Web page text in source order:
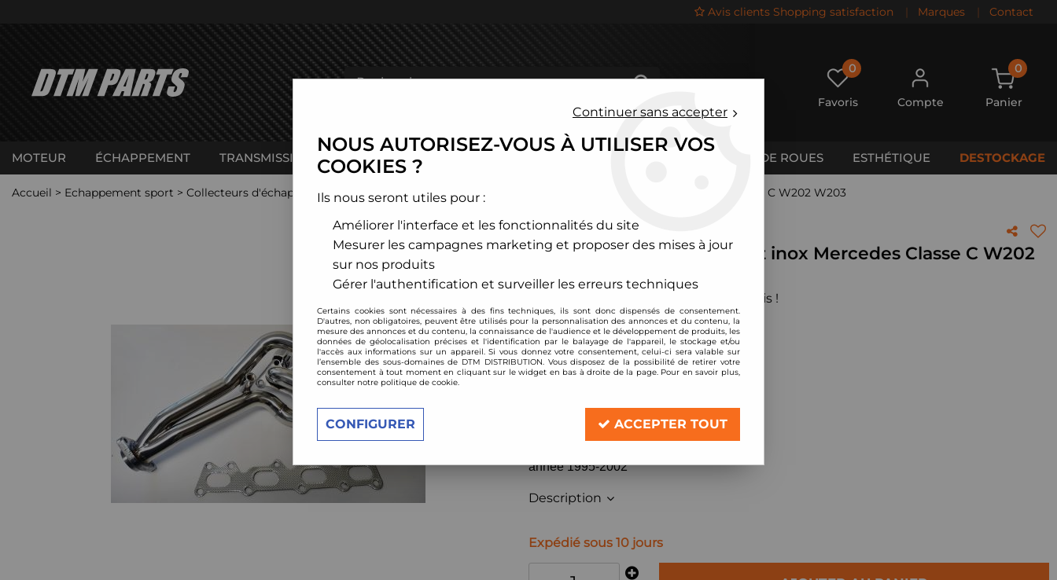
Avis clients Shopping satisfaction | Marques | Contact
0
Favoris Compte
0
Panier
MOTEUR ÉCHAPPEMENT TRANSMISSION CHÂSSIS CALES DE ROUES ESTHÉTIQUE DESTOCKAGE
Accueil > Echappement sport > Collecteurs d'échappement inox >Mercedes >Classe C Collecteur d'échappement inox Mercedes Classe C W202 W203
DTM PARTS
Collecteur d'échappement inox Mercedes Classe C W202
Soyez le premier à donner votre avis !
389,00 €TTC
Réf. : FCFäMerc
compatibilité:
Mercedes Classe C W202 , W203
année 1995-2002
Description
Expédié sous 10 jours
Continuer sans accepter
NOUS AUTORISEZ-VOUS À UTILISER VOS
COOKIES ?
Ils nous seront utiles pour :
Améliorer l'interface et les fonctionnalités du site
Mesurer les campagnes marketing et proposer des mises à jour
sur nos produits
Gérer l'authentification et surveiller les erreurs techniques
Certains cookies sont nécessaires à des fins techniques, ils sont donc dispensés de consentement.
D'autres, non obligatoires, peuvent être utilisés pour la personnalisation des annonces et du contenu, la
mesure des annonces et du contenu, la connaissance de l'audience et le développement de produits, les
données de géolocalisation précises et l'identification par le balayage de l'appareil, le stockage et/ou
l'accès aux informations sur un appareil. Si vous donnez votre consentement, celui-ci sera valable sur
l’ensemble des sous-domaines de DTM DISTRIBUTION. Vous disposez de la possibilité de retirer votre
consentement à tout moment en cliquant sur le widget en bas à droite de la page. Pour en savoir plus,
consulter notre politique de cookie.
CONFIGURER ACCEPTER TOUT